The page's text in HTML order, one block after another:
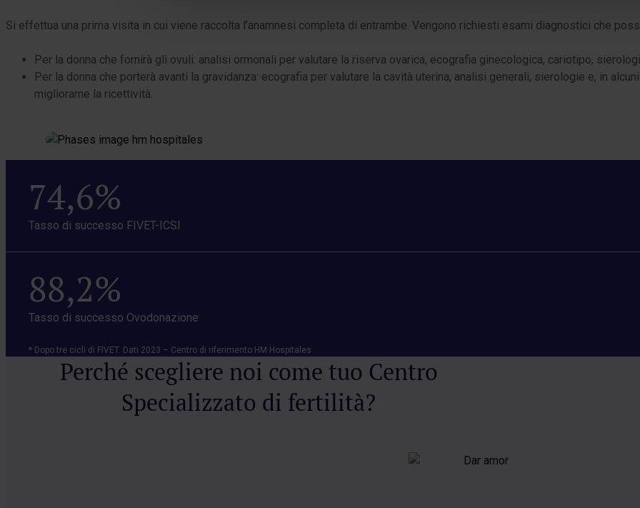
Si effettua una prima visita in cui viene raccolta l’anamnesi completa di entrambe. Vengono richiesti esami diagnostici che
Per la donna che fornirà gli ovuli: analisi ormonali per valutare la riserva ovarica, ecografia ginecologica, cariotipo,
Per la donna che porterà avanti la gravidanza: ecografia per valutare la cavità uterina, analisi generali, sierologie e, in
migliorarne la ricettività.
74,6%
Tasso di successo FIVET-ICSI
88,2%
Tasso di successo Ovodonazione
* Dopo tre cicli di FIVET. Dati 2023 – Centro di riferimento HM Hospitales
Perché scegliere noi come tuo Centro
Specializzato di fertilità?